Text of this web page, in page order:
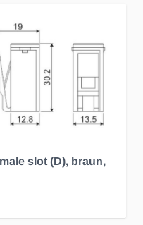
slot (D), braun,